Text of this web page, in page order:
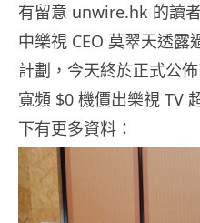
有留意 unwire.hk 的讀
中樂視 CEO 莫翠天透
計劃，今天終於正式公
寬頻 $0 機價出樂視 TV
下有更多資料：